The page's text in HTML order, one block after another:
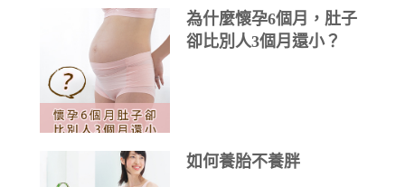
為什麼懷孕6個月，肚子
卻比別人3個月還小？
如何養胎不養胖